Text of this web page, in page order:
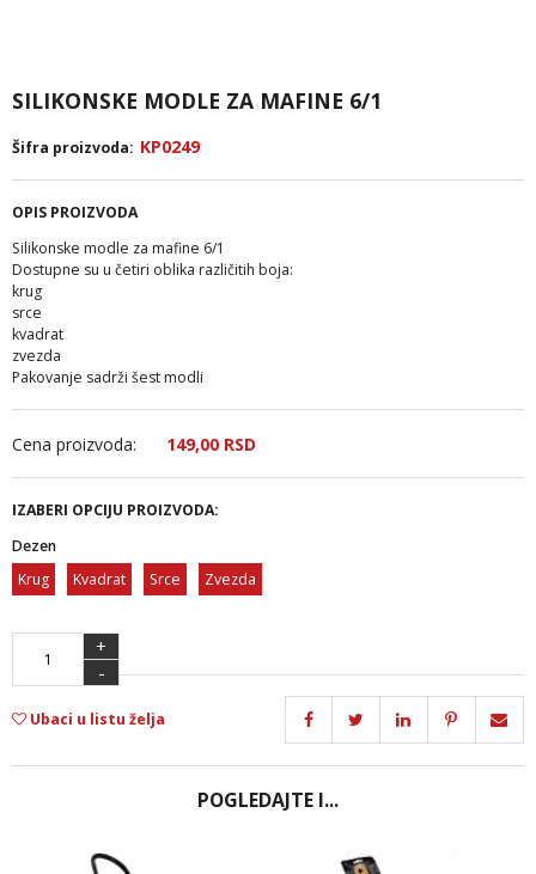
SILIKONSKE MODLE ZA MAFINE 6/1
Šifra proizvoda: KP0249
OPIS PROIZVODA
Silikonske modle za mafine 6/1
Dostupne su u četiri oblika različitih boja:
krug
srce
kvadrat
zvezda
Pakovanje sadrži šest modli
Cena proizvoda: 149,00 RSD
IZABERI OPCIJU PROIZVODA:
Dezen
Krug
Kvadrat Srce Zvezda
+
-
Ubaci u listu želja
POGLEDAJTE I...